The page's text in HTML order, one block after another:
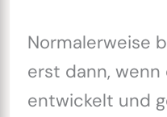
Normalerweise
erst dann,
entwickelt und